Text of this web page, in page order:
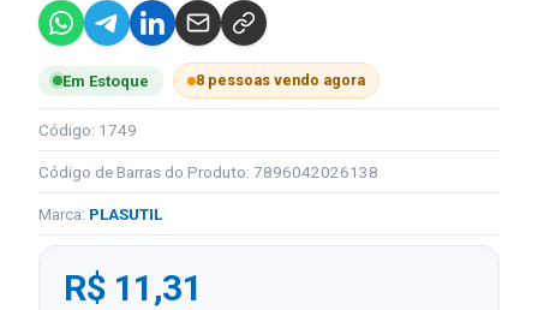
Em Estoque 8 pessoas vendo agora
Código: 1749
Código de Barras do Produto: 7896042026138
Marca: PLASUTIL
R$ 11,31